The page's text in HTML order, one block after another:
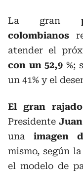
La gran
colombianos
atender el
con un 52,9 %;
un 41% y el
El gran rajado
Presidente
una imagen
mismo, según
el modelo de